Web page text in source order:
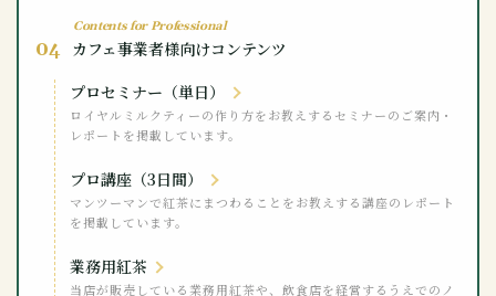
Contents for Professional
04 カフェ事業者様向けコンテンツ
プロセミナー（単日）
ロイヤルミルクティーの作り方をお教えするセミナーのご案内・
レポートを掲載しています。
プロ講座（3日間）
マンツーマンで紅茶にまつわることをお教えする講座のレポート
を掲載しています。
業務用紅茶
当店が販売している業務用紅茶や、飲食店を経営するうえでのノ